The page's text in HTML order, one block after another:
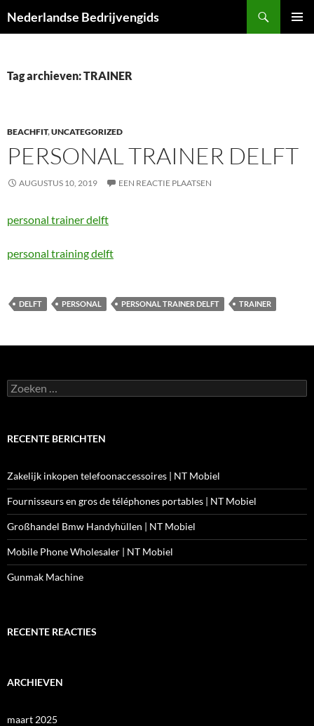
naar
Nederlandse Bedrijvengids
Tag archieven: TRAINER
BEACHFIT,UNCATEGORIZED
PERSONAL TRAINER DELFT
AUGUSTUS 10, 2019 EEN REACTIE PLAATSEN
personal trainer delft
personal training delft
DELFT PERSONAL PERSONAL TRAINER DELFT TRAINER
Zoeken
naar:
RECENTE BERICHTEN
Zakelijk inkopen telefoonaccessoires | NT Mobiel
Fournisseurs en gros de téléphones portables | NT Mobiel
Großhandel Bmw Handyhüllen | NT Mobiel
Mobile Phone Wholesaler | NT Mobiel
Gunmak Machine
RECENTE REACTIES
ARCHIEVEN
maart 2025